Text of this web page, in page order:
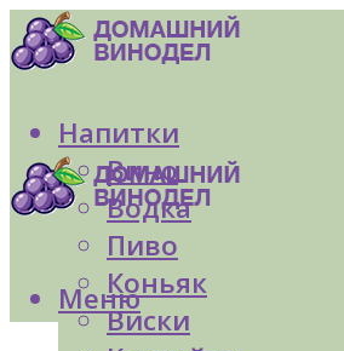
Напитки
Вино
Водка
Пиво
Коньяк
Виски
Меню